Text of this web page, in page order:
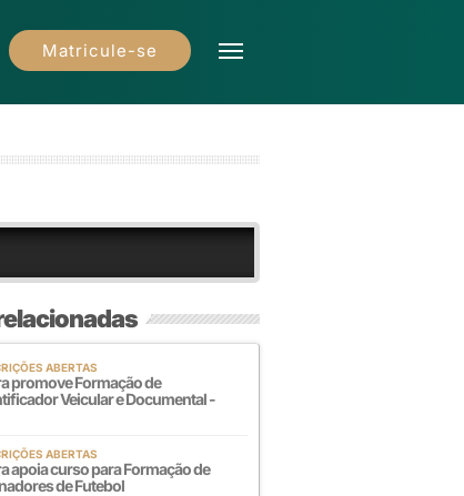
Matricule-se
ABERTAS
promove Formação de
Veicular e Documental -
ABERTAS
apoia curso para Formação de
de Futebol